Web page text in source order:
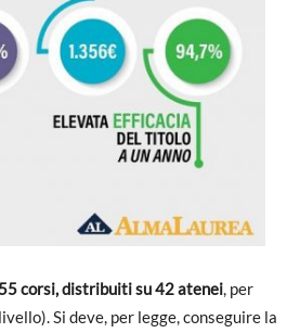
corsi, distribuiti su 42 atenei, per
Si deve, per legge, conseguire la